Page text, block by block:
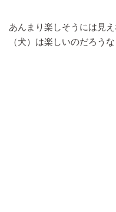
あんまり楽しそうには見
（犬）は楽しいのだろう